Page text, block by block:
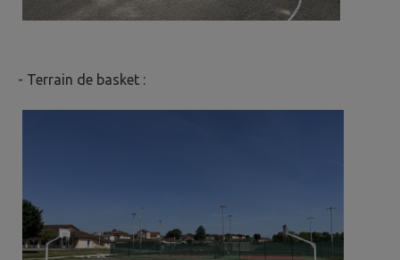
- Terrain de basket :